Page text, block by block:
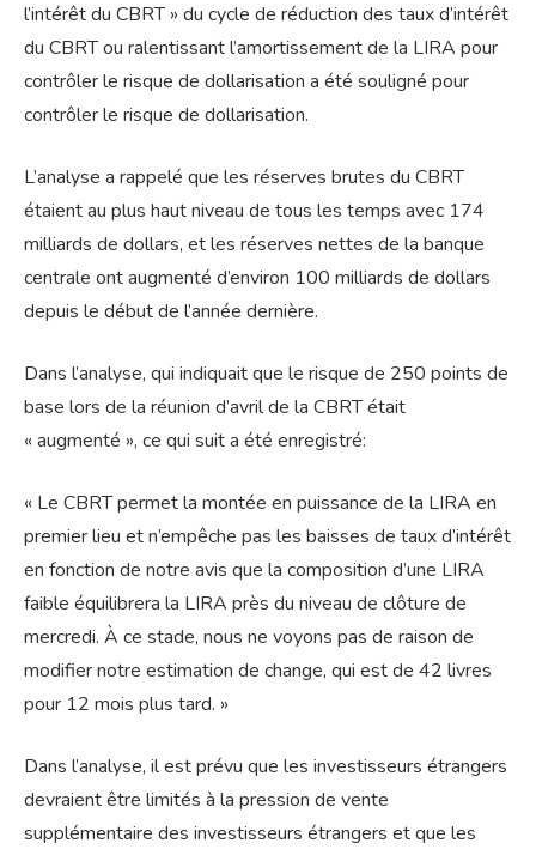
l’intérêt du CBRT » du cycle de réduction des taux d’intérêt
du CBRT ou ralentissant l’amortissement de la LIRA pour
contrôler le risque de dollarisation a été souligné pour
contrôler le risque de dollarisation.
L’analyse a rappelé que les réserves brutes du CBRT
étaient au plus haut niveau de tous les temps avec 174
milliards de dollars, et les réserves nettes de la banque
centrale ont augmenté d’environ 100 milliards de dollars
depuis le début de l’année dernière.
Dans l’analyse, qui indiquait que le risque de 250 points de
base lors de la réunion d’avril de la CBRT était
« augmenté », ce qui suit a été enregistré:
« Le CBRT permet la montée en puissance de la LIRA en
premier lieu et n’empêche pas les baisses de taux d’intérêt
en fonction de notre avis que la composition d’une LIRA
faible équilibrera la LIRA près du niveau de clôture de
mercredi. À ce stade, nous ne voyons pas de raison de
modifier notre estimation de change, qui est de 42 livres
pour 12 mois plus tard. »
Dans l’analyse, il est prévu que les investisseurs étrangers
devraient être limités à la pression de vente
supplémentaire des investisseurs étrangers et que les